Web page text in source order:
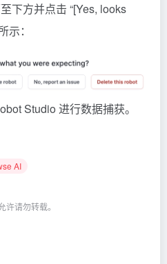
下方并点击 “[Yes, looks
：
Studio 进行数据捕获。
AI
许请勿转载。